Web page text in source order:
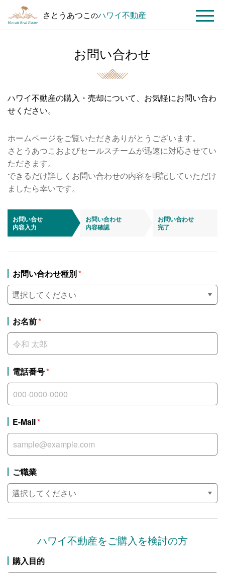
さとうあつこのハワイ不動産 MENU
ー
ジ
わ
せ
お問い合わせ
ハワイ不動産の購入・売却について、お気軽にお問い合わ
せください。
ホームページをご覧いただきありがとうございます。
さとうあつこおよびセールスチームが迅速に対応させてい
ただきます。
できるだけ詳しくお問い合わせの内容を明記していただけ
ましたら幸いです。
お問い合せ
内容入力
お問い合わせ
内容確認
お問い合わせ
完了
お問い合わせ種別
お名前
電話番号
E-Mail
ご職業
ハワイ不動産をご購入を検討の方
購入目的